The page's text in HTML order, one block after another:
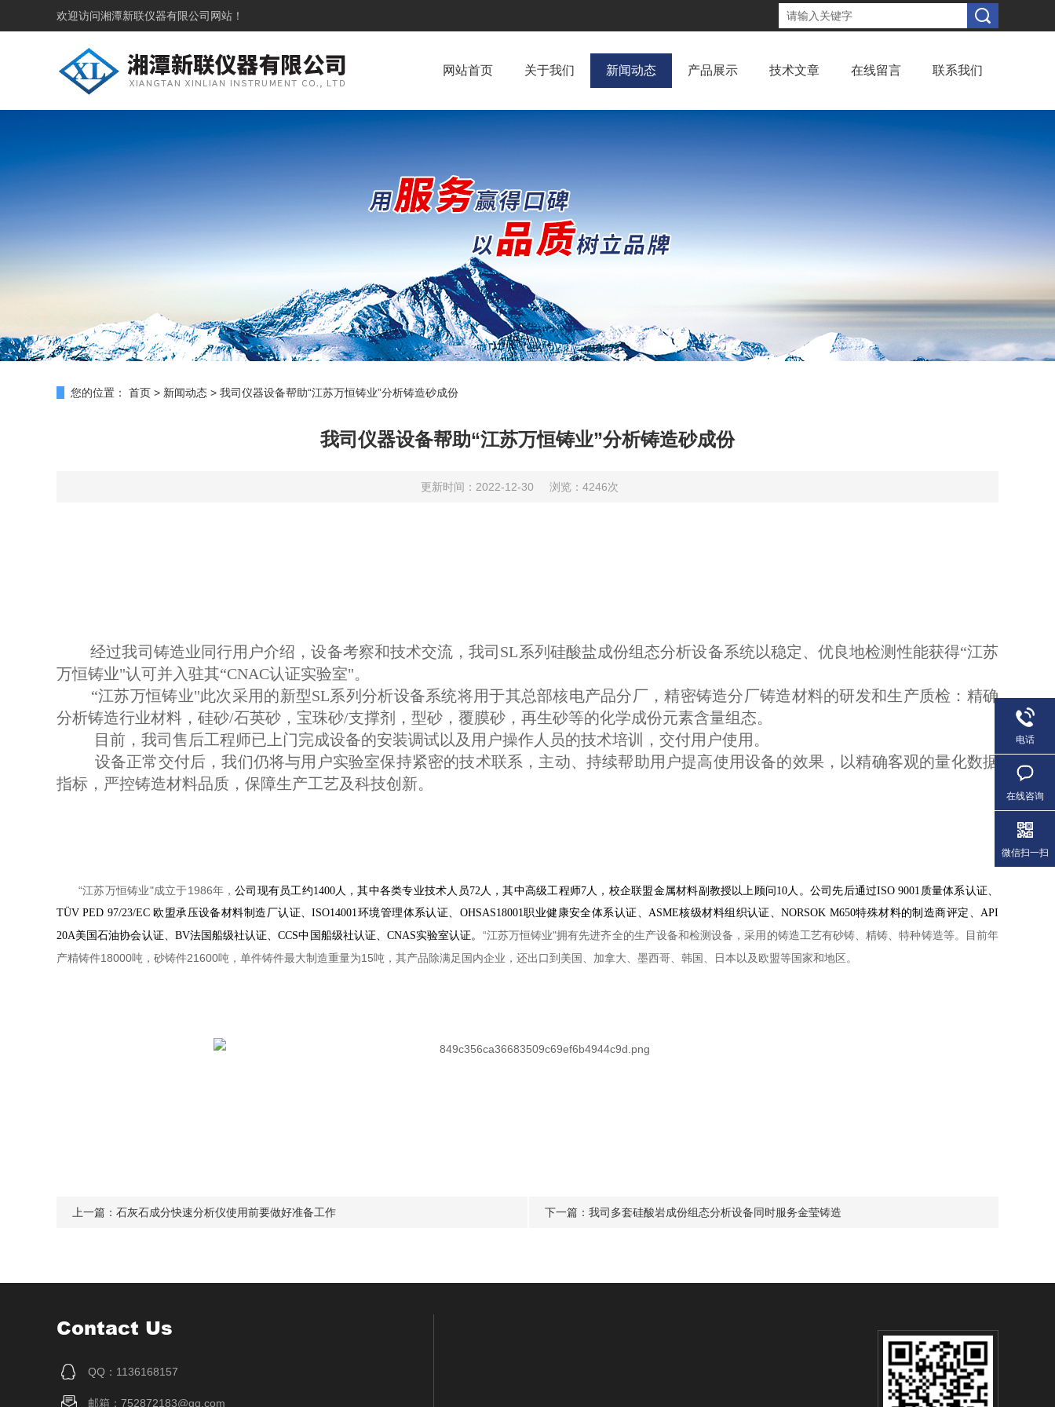
欢迎访问湘潭新联仪器有限公司网站！
网站首页 关于我们 新闻动态 产品展示 技术文章 在线留言 联系我们
您的位置： 首页 > 新闻动态 > 我司仪器设备帮助“江苏万恒铸业”分析铸造砂成份
我司仪器设备帮助“江苏万恒铸业”分析铸造砂成份
更新时间：2022-12-30 浏览：4246次
经过我司铸造业同行用户介绍，设备考察和技术交流，我司SL系列硅酸盐成份组态分析设备系统以稳定、优良地检测性能获得“江苏
万恒铸业"认可并入驻其“CNAC认证实验室"。
“江苏万恒铸业"此次采用的新型SL系列分析设备系统将用于其总部核电产品分厂，精密铸造分厂铸造材料的研发和生产质检：精确
分析铸造行业材料，硅砂/石英砂，宝珠砂/支撑剂，型砂，覆膜砂，再生砂等的化学成份元素含量组态。
目前，我司售后工程师已上门完成设备的安装调试以及用户操作人员的技术培训，交付用户使用。
设备正常交付后，我们仍将与用户实验室保持紧密的技术联系，主动、持续帮助用户提高使用设备的效果，以精确客观的量化数据
指标，严控铸造材料品质，保障生产工艺及科技创新。
“江苏万恒铸业"成立于1986年，公司现有员工约1400人，其中各类专业技术人员72人，其中高级工程师7人，校企联盟金属材料副教授以上顾问10人。公司先后通过ISO 9001质量体系认证、
TÜV PED 97/23/EC 欧盟承压设备材料制造厂认证、ISO14001环境管理体系认证、OHSAS18001职业健康安全体系认证、ASME核级材料组织认证、NORSOK M650特殊材料的制造商评定、API
20A美国石油协会认证、BV法国船级社认证、CCS中国船级社认证、CNAS实验室认证。 “江苏万恒铸业"拥有先进齐全的生产设备和检测设备，采用的铸造工艺有砂铸、精铸、特种铸造等。目前年
产精铸件18000吨，砂铸件21600吨，单件铸件最大制造重量为15吨，其产品除满足国内企业，还出口到美国、加拿大、墨西哥、韩国、日本以及欧盟等国家和地区。
上一篇： 石灰石成分快速分析仪使用前要做好准备工作 下一篇： 我司多套硅酸岩成份组态分析设备同时服务金莹铸造
Contact Us
QQ：1136168157
邮箱：752872183@qq.com
电话
在线咨询
微信扫一扫